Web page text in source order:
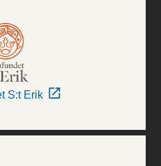
S:t Erik